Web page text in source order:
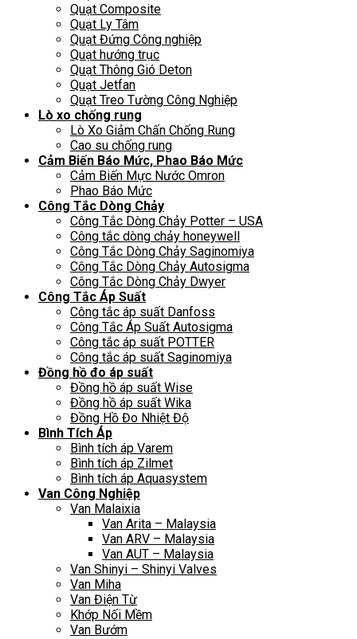
Quạt Composite
Quạt Ly Tâm
Quạt Đứng Công nghiệp
Quạt hướng trục
Quạt Thông Gió Deton
Quạt Jetfan
Quạt Treo Tường Công Nghiệp
Lò xo chống rung
Lò Xo Giảm Chấn Chống Rung
Cao su chống rung
Cảm Biến Báo Mức, Phao Báo Mức
Cảm Biến Mực Nước Omron
Phao Báo Mức
Công Tắc Dòng Chảy
Công Tắc Dòng Chảy Potter – USA
Công tắc dòng chảy honeywell
Công Tắc Dòng Chảy Saginomiya
Công Tắc Dòng Chảy Autosigma
Công Tắc Dòng Chảy Dwyer
Công Tắc Áp Suất
Công tắc áp suất Danfoss
Công Tắc Áp Suất Autosigma
Công tắc áp suất POTTER
Công tắc áp suất Saginomiya
Đồng hồ đo áp suất
Đồng hồ áp suất Wise
Đồng hồ áp suất Wika
Đồng Hồ Đo Nhiệt Độ
Bình Tích Áp
Bình tích áp Varem
Bình tích áp Zilmet
Bình tích áp Aquasystem
Van Công Nghiệp
Van Malaixia
Van Arita – Malaysia
Van ARV – Malaysia
Van AUT – Malaysia
Van Shinyi – Shinyi Valves
Van Miha
Van Điện Từ
Khớp Nối Mềm
Van Bướm